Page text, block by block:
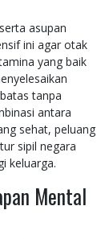
asupan
ini agar otak
yang baik
tanpa
antara
sehat, peluang
sipil negara
keluarga.
Mental